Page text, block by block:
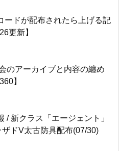
ードが配布されたら上げる記
更新】
のアーカイブと内容の纏め
】
/ 新クラス「エージェント」
ドV太古防具配布(07/30)